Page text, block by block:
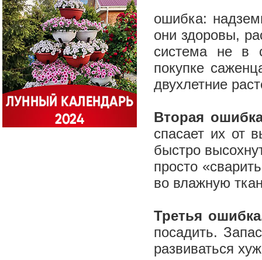
ошибка:
они здоровы,
система не в
покупке
двухлетние
Вторая
спасает их от
быстро
просто
во влажную
Третья
посадить.
развиваться